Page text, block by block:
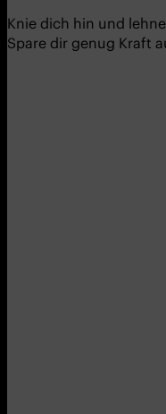
Knie dich hin und
Spare dir genug Kraft